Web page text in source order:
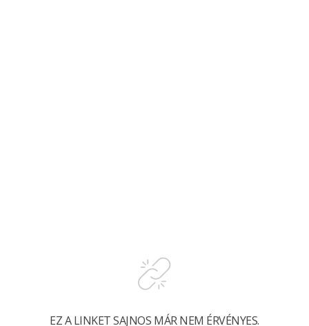
EZ A LINKET SAJNOS MÁR NEM ÉRVÉNYES.